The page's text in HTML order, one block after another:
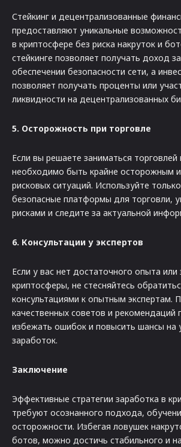
Стейкинг и децентрализованные
предоставляют уникальные
в криптосфере без риска накруток и
стейкинге позволяет получать доход
обеспечении безопасности сети, а
позволяет получать проценты или
ликвидности на децентрализованных
5. Осторожность при торговле
Если вы решаете заниматься
необходимо быть крайне осторожным и
рисковых ситуаций. Используйте
безопасные платформы для торговли,
рисками и следите за актуальной
6. Консультации у экспертов
Если у вас нет достаточного опыта или
криптосферы, не стесняйтесь
консультациями к опытным экспертам.
качественных советов и рекомендаций
избежать ошибок и повысить шансы на
заработок.
Заключение
Эффективные стратегии заработка в
требуют осознанного подхода,
осторожности. Избегая ловушек
ботов, можно достичь стабильного и